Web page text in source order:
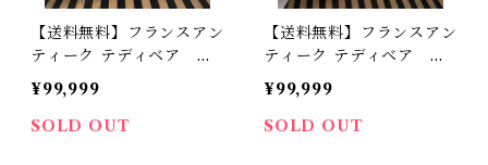
【送料無料】フランスアン
ティーク テディベア 両
手を広げた くまのぬいぐ
るみ ビンテージ【564】
【フランスバイヤーセレク
¥99,999
SOLD OUT
【送料無料】フランスアン
ティーク テディベア 首
輪をした くまのぬいぐる
み ビンテージ【563】
【フランスバイヤーセレク
¥99,999
SOLD OUT